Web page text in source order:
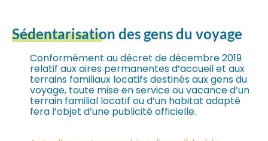
Sédentarisation des gens du voyage
Conformément au décret de décembre 2019
relatif aux aires permanentes d’accueil et aux
terrains familiaux locatifs destinés aux gens du
voyage, toute mise en service ou vacance d’un
terrain familial locatif ou d’un habitat adapté
fera l’objet d’une publicité officielle.